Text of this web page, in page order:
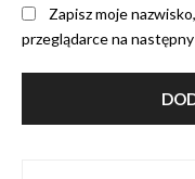
Zapisz moje
przeglądarce na